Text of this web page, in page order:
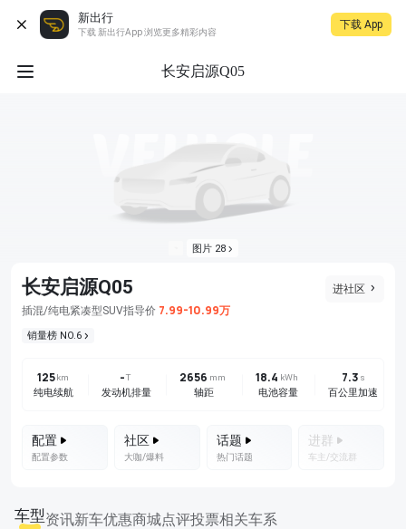
新出行
下载 新出行App 浏览更多精彩内容
下载 App
长安启源Q05
图片 28
进社区
长安启源Q05
插混/纯电紧凑型SUV指导价 7.99-10.99万
销量榜 NO.6
125 km
纯电续航
-T
发动机排量
2656 mm
轴距
18.4 kWh
电池容量
7.3 s
百公里加速
配置
配置参数
社区
大咖/爆料
话题
热门话题
进群
车主/交流群
车型资讯新车优惠商城点评投票相关车系